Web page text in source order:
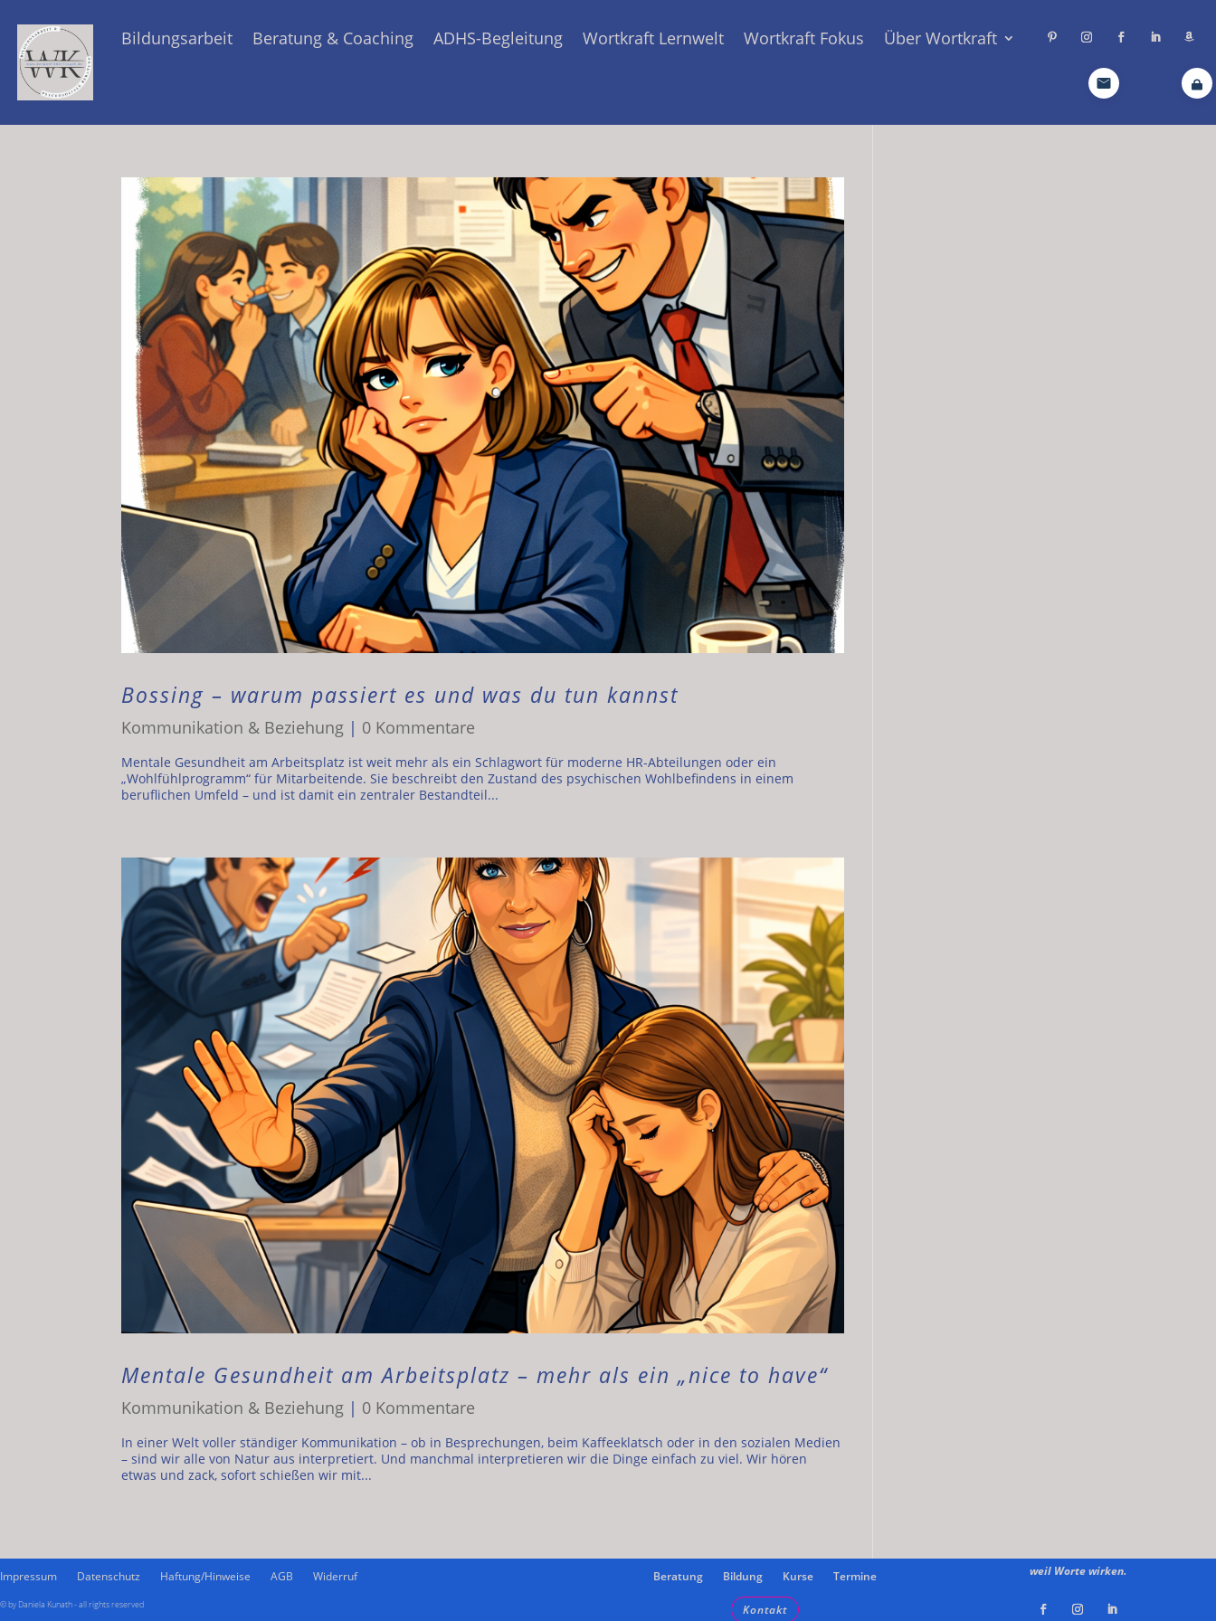
Bildungsarbeit Beratung & Coaching ADHS-Begleitung Wortkraft Lernwelt Wortkraft Fokus Über Wortkraft
Bossing – warum passiert es und was du tun kannst
Kommunikation & Beziehung | 0 Kommentare
Mentale Gesundheit am Arbeitsplatz ist weit mehr als ein Schlagwort für moderne HR-Abteilungen oder ein
„Wohlfühlprogramm“ für Mitarbeitende. Sie beschreibt den Zustand des psychischen Wohlbefindens in einem
beruflichen Umfeld – und ist damit ein zentraler Bestandteil...
Mentale Gesundheit am Arbeitsplatz – mehr als ein „nice to have“
Kommunikation & Beziehung | 0 Kommentare
In einer Welt voller ständiger Kommunikation – ob in Besprechungen, beim Kaffeeklatsch oder in den sozialen Medien
– sind wir alle von Natur aus interpretiert. Und manchmal interpretieren wir die Dinge einfach zu viel. Wir hören
etwas und zack, sofort schießen wir mit...
Impressum Datenschutz Haftung/Hinweise AGB Widerruf Beratung Bildung Kurse Termine weil Worte wirken.
© by Daniela Kunath - all rights reserved Kontakt